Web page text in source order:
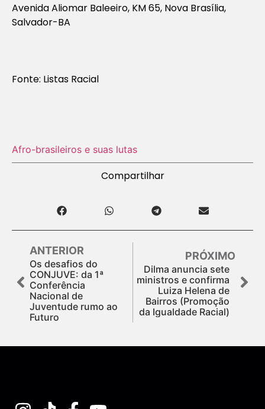
Avenida Aliomar Baleeiro, KM 65, Nova Brasília,
Salvador-BA
Fonte: Listas Racial
Afro-brasileiros e suas lutas
Compartilhar
ANTERIOR
Os desafios do
CONJUVE: da 1ª
Conferência
Nacional de
Juventude rumo ao
Futuro
PRÓXIMO
Dilma anuncia sete
ministros e confirma
Luiza Helena de
Bairros (Promoção
da Igualdade Racial)